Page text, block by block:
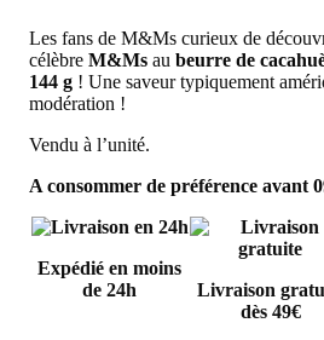
Les fans de M&Ms curieux de
célèbre M&Ms au beurre de
144 g ! Une saveur typiquement
modération !
Vendu à l’unité.
A consommer de préférence avant
Expédié en moins
de 24h
Livraison
dès 49€